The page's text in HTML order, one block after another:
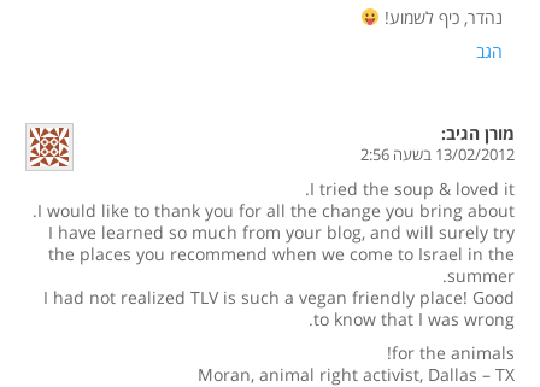
נהדר, כיף לשמוע!
הגב
מורן הגיב:
13/02/2012 בשעה 2:56
I tried the soup & loved it.
I would like to thank you for all the change you bring about.
I have learned so much from your blog, and will surely try
the places you recommend when we come to Israel in the
summer.
I had not realized TLV is such a vegan friendly place! Good
to know that I was wrong.
for the animals!
Moran, animal right activist, Dallas – TX